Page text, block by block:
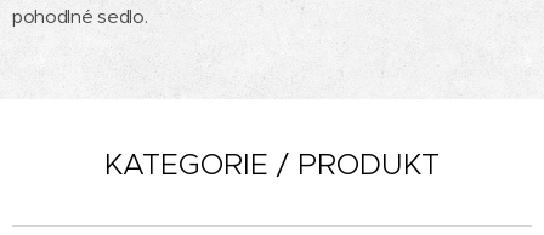
pohodlné sedlo.
KATEGORIE / PRODUKT